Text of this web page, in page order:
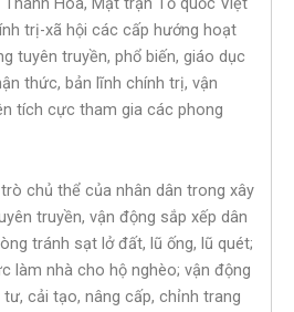
trị-xã hội các cấp hướng hoạt
tuyên truyền, phổ biến, giáo dục
thức, bản lĩnh chính trị, vận
tích cực tham gia các phong
chủ thể của nhân dân trong xây
truyền, vận động sắp xếp dân
tránh sạt lở đất, lũ ống, lũ quét;
làm nhà cho hộ nghèo; vận động
cải tạo, nâng cấp, chỉnh trang